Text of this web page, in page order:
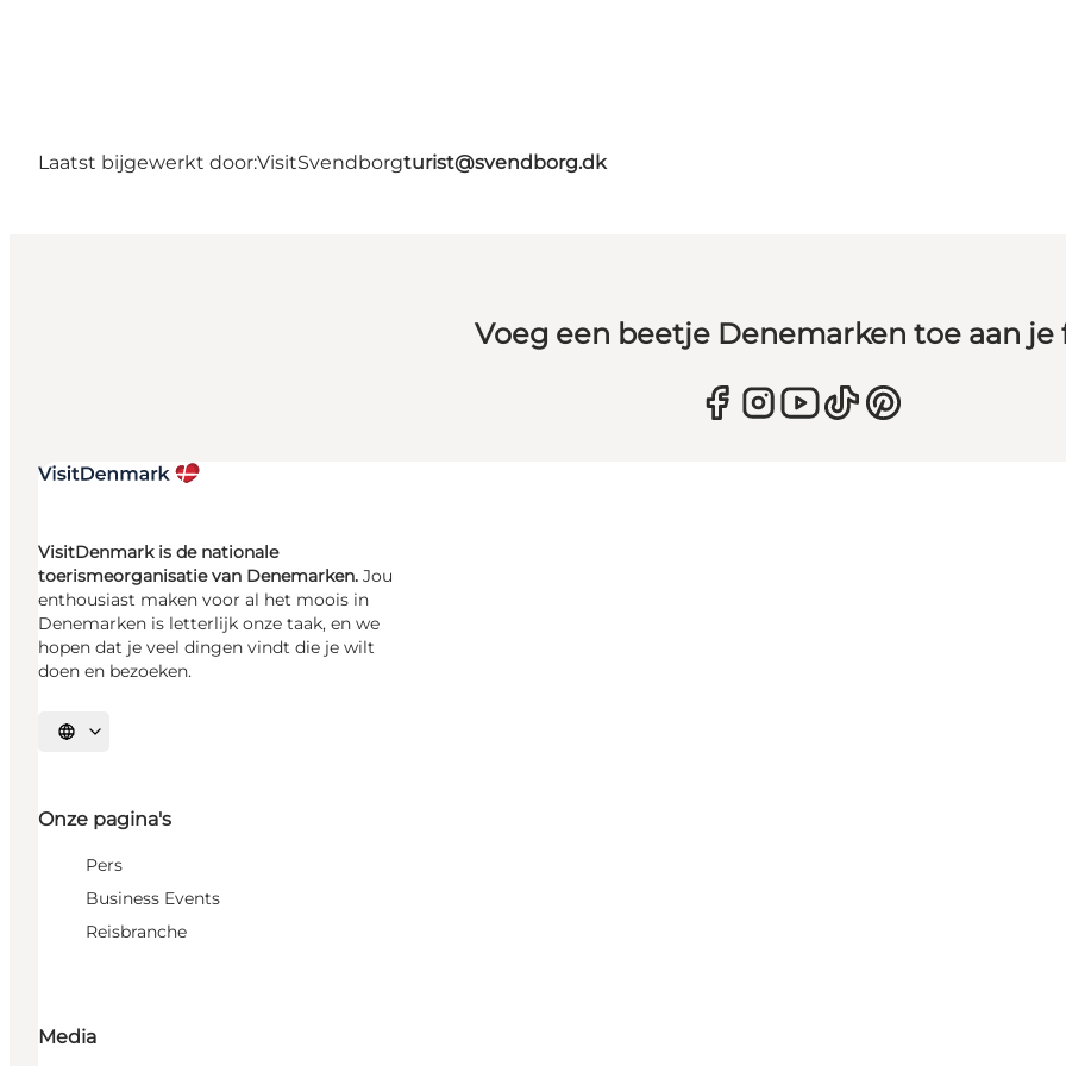
Laatst bijgewerkt door:VisitSvendborgturist@svendborg.dk
Voeg een beetje Denemarken toe aan je
VisitDenmark is de nationale
toerismeorganisatie van Denemarken. Jou
enthousiast maken voor al het moois in
Denemarken is letterlijk onze taak, en we
hopen dat je veel dingen vindt die je wilt
doen en bezoeken.
Selecteer taal
Onze pagina's
Pers
Business Events
Reisbranche
Media